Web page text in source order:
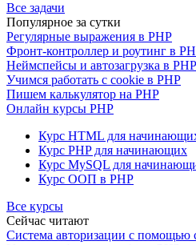
Все задачи
Популярное за сутки
Регулярные выражения в PHP
Фронт-контроллер и роутинг в
Неймспейсы и автозагрузка в PHP
Учимся работать с cookie в PHP
Пишем калькулятор на PHP
Онлайн курсы PHP
Курс HTML для
Курс PHP для начинающих
Курс MySQL для
Курс ООП в PHP
Все курсы
Сейчас читают
Система авторизации с помощью